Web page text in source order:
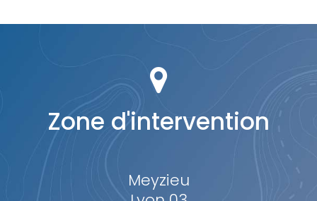
Zone d'intervention
Meyzieu